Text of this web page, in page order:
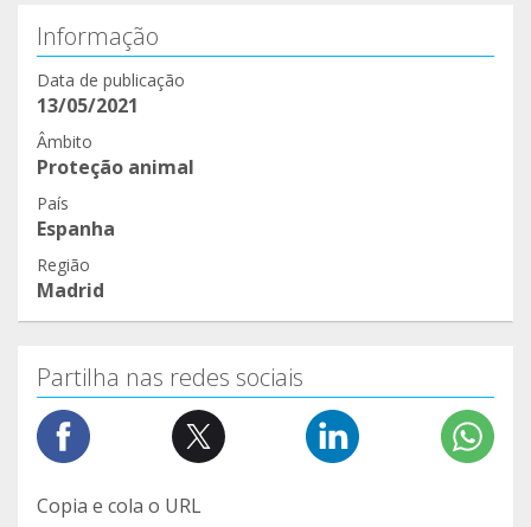
Informação
Data de publicação
13/05/2021
Âmbito
Proteção animal
País
Espanha
Região
Madrid
Partilha nas redes sociais
Copia e cola o URL